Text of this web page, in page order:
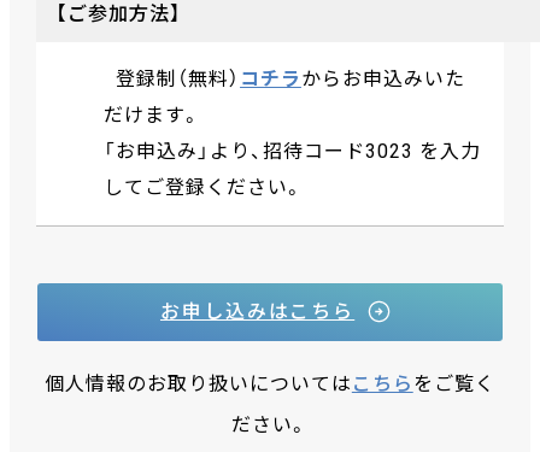
【ご参加方法】
登録制（無料） コチラ からお申込みいた
だけます。
「お申込み」より、招待コード3023 を入力
してご登録ください。
お申し込みはこちら
個人情報のお取り扱いについては こちら をご覧く
ださい。